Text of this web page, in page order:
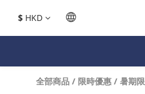
$ HKD
全部商品 / 限時優惠 / 暑期